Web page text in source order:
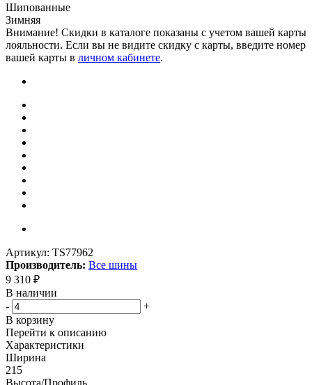
Шипованные
Зимняя
Внимание! Скидки в каталоге показаны с учетом вашей карты
лояльности. Если вы не видите скидку с карты, введите номер
вашей карты в личном кабинете.
Артикул: TS77962
Производитель: Все шины
9 310 ₽
В наличии
-
+
В корзину
Перейти к описанию
Характеристики
Ширина
215
Высота/Профиль